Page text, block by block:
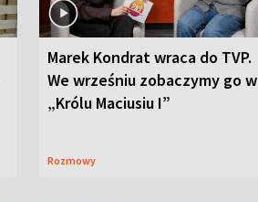
Marek Kondrat wraca do TVP.
We wrześniu zobaczymy go w
„Królu Maciusiu I”
Rozmowy